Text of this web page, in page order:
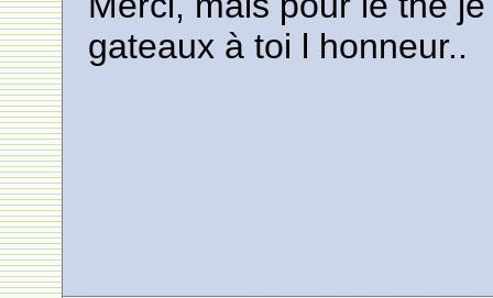
gateaux à toi l honneur..